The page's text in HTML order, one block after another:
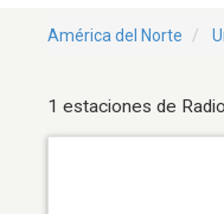
América del Norte
1 estaciones de